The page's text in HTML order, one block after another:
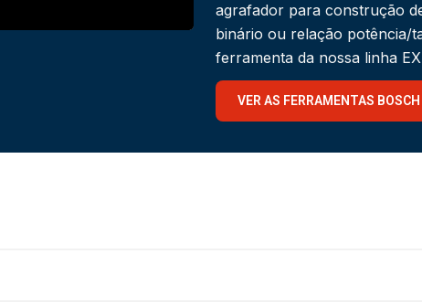
agrafador para construção
binário ou relação potência/
ferramenta da nossa linha
VER AS FERRAMENTAS